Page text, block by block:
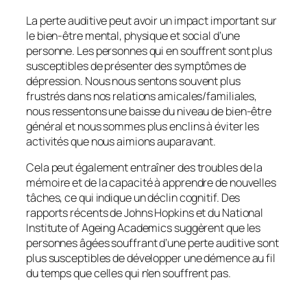
La perte auditive peut avoir un impact important sur
le bien-être mental, physique et social d’une
personne. Les personnes qui en souffrent sont plus
susceptibles de présenter des symptômes de
dépression. Nous nous sentons souvent plus
frustrés dans nos relations amicales/familiales,
nous ressentons une baisse du niveau de bien-être
général et nous sommes plus enclins à éviter les
activités que nous aimions auparavant.
Cela peut également entraîner des troubles de la
mémoire et de la capacité à apprendre de nouvelles
tâches, ce qui indique un déclin cognitif. Des
rapports récents de Johns Hopkins et du National
Institute of Ageing Academics suggèrent que les
personnes âgées souffrant d’une perte auditive sont
plus susceptibles de développer une démence au fil
du temps que celles qui n’en souffrent pas.